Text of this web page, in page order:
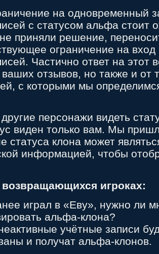
на одновременный
с статусом альфа стоит
приняли решение,
ограничение на вход
Частично ответ на этот
ваших отзывов, но также и от
с которыми мы
персонажи видеть
виден только вам. Мы
статуса клона может
информацией, чтобы
игроках:
играл в «Еву», нужно ли
альфа-клона?
учётные записи
и получат альфа-клонов.